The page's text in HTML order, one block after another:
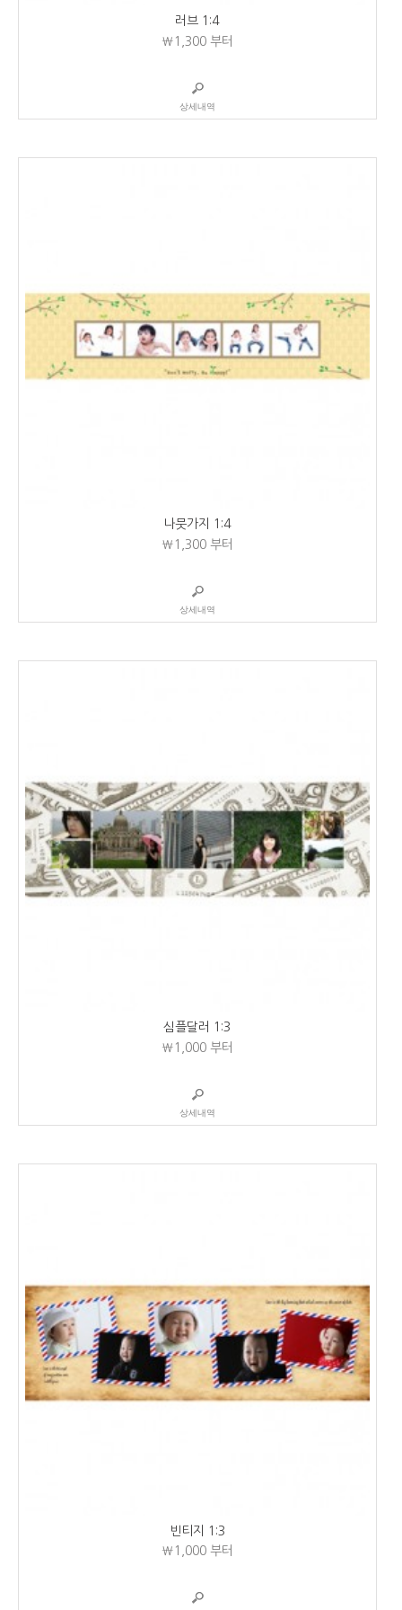
러브 1:4
₩1,300부터
상세내역
나뭇가지 1:4
₩1,300부터
상세내역
심플달러 1:3
₩1,000부터
상세내역
빈티지 1:3
₩1,000부터